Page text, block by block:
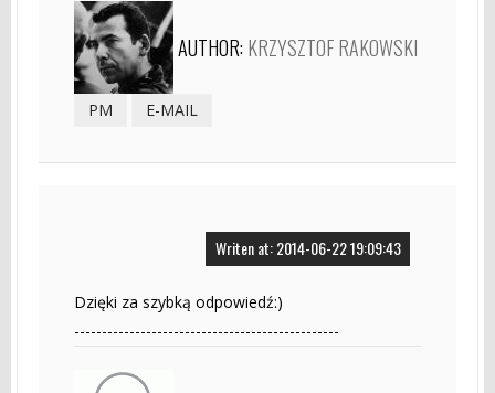
AUTHOR: KRZYSZTOF RAKOWSKI
PM E-MAIL
Writen at: 2014-06-22 19:09:43
Dzięki za szybką odpowiedź:)
------------------------------------------------